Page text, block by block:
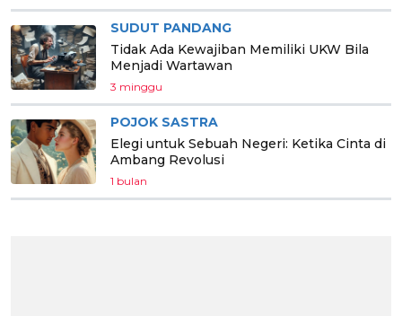
SUDUT PANDANG
Tidak Ada Kewajiban Memiliki UKW Bila
Menjadi Wartawan
3 minggu
POJOK SASTRA
Elegi untuk Sebuah Negeri: Ketika Cinta di
Ambang Revolusi
1 bulan